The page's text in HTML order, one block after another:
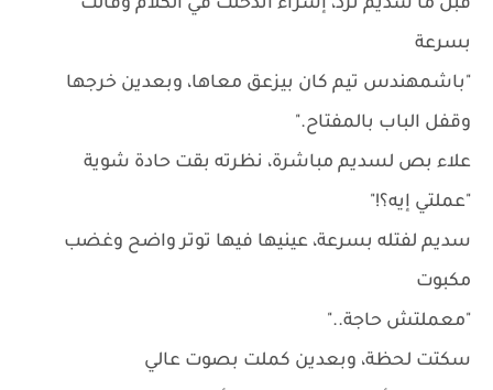
قبل ما سديم ترد، إسراء اتدخلت في الكلام وقالت
بسرعة
"باشمهندس تيم كان بيزعق معاها، وبعدين خرجها
وقفل الباب بالمفتاح."
علاء بص لسديم مباشرة، نظرته بقت حادة شوية
"عملتي إيه؟!"
سديم لفتله بسرعة، عينيها فيها توتر واضح وغضب
مكبوت
"معملتش حاجة.."
سكتت لحظة، وبعدين كملت بصوت عالي